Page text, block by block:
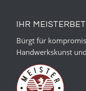
IHR
Bürgt für
Handwerkskunst